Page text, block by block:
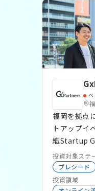
投資領域の
から200百
ニーズに対応します。 継
が可能に 本
投資が可能
て継続的に
す。 投資判断軸等の詳細についてはホームページ
にてご確認
https://
家面談）の
アップ起業
ワーとして
業前後問わ
だきます。 下記URLよりご確認の上、必要情報の
入力及び面
ベ
福岡を拠点
トアップイ
織Startup
キャピタル
業数社が出
ンドを運営
投資対象ステ
プレシード
投資領域